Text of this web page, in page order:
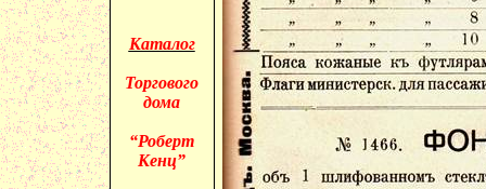
Каталог
Торгового
дома
“Роберт
Кенц”